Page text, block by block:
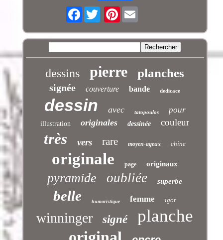
Facebook Pinterest
dessins pierre planches
signée couverture bande dedicace
dessin avec tatopoulos pour
illustration originales dessinée couleur
très vers rare moyen-ageux chine
originale page originaux
pyramide oubliée superbe
belle humoristique femme igor
winninger signé planche